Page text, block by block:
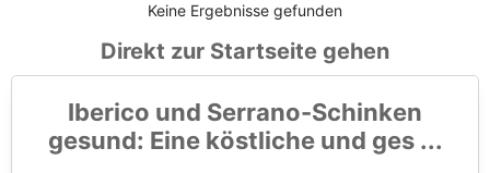
Keine Ergebnisse gefunden
Direkt zur Startseite gehen
Iberico und Serrano-Schinken
gesund: Eine köstliche und ges ...